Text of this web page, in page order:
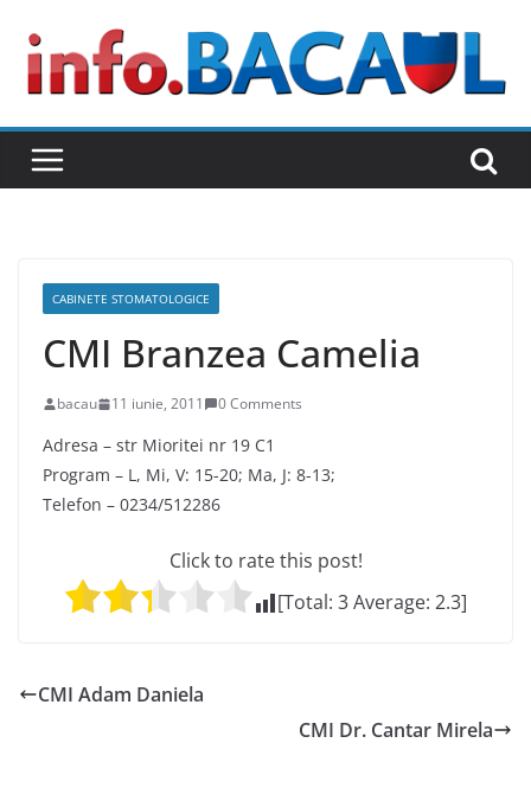
content
CABINETE STOMATOLOGICE
CMI Branzea Camelia
bacau 11 iunie, 2011 0 Comments
Adresa – str Mioritei nr 19 C1
Program – L, Mi, V: 15-20; Ma, J: 8-13;
Telefon – 0234/512286
Click to rate this post!
[Total: 3Average: 2.3]
CMI Adam Daniela
CMI Dr. Cantar Mirela